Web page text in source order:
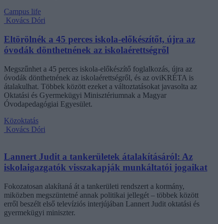
Campus life
Kovács Dóri
Eltörölnék a 45 perces iskola-előkészítőt, újra az
óvodák dönthetnének az iskolaérettségről
Megszűnhet a 45 perces iskola-előkészítő foglalkozás, újra az
óvodák dönthetnének az iskolaérettségről, és az oviKRÉTA is
átalakulhat. Többek között ezeket a változtatásokat javasolta az
Oktatási és Gyermekügyi Minisztériumnak a Magyar
Óvodapedagógiai Egyesület.
Közoktatás
Kovács Dóri
Lannert Judit a tankerületek átalakításáról: Az
iskolaigazgatók visszakapják munkáltatói jogaikat
Fokozatosan alakítaná át a tankerületi rendszert a kormány,
miközben megszüntetné annak politikai jellegét – többek között
erről beszélt első televíziós interjújában Lannert Judit oktatási és
gyermekügyi miniszter.